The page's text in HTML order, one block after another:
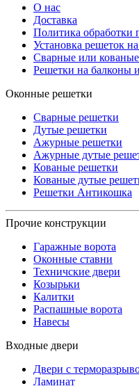
О нас
Доставка
Политика обработки
Установка решеток
Сварные или
Решетки на балконы
Оконные решетки
Сварные решетки
Дутые решетки
Ажурные решетки
Ажурные дутые
Кованые решетки
Кованые дутые
Решетки Антикошка
Прочие конструкции
Гаражные ворота
Оконные ставни
Техничские двери
Козырьки
Калитки
Распашные ворота
Навесы
Входные двери
Двери с
Ламинат